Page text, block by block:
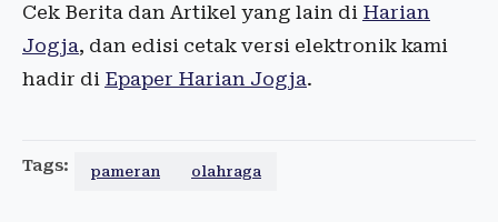
Cek Berita dan Artikel yang lain di Harian
Jogja, dan edisi cetak versi elektronik kami
hadir di Epaper Harian Jogja.
Tags: pameran olahraga